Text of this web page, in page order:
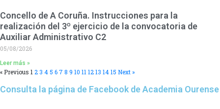
Concello de A Coruña. Instrucciones para la
realización del 3º ejercicio de la convocatoria de
Auxiliar Administrativo C2
05/08/2026
Leer más »
« Previous 1 2 3 4 5 6 7 8 9 10 11 1213 1415 Next »
Consulta la página de Facebook de Academia Ourense